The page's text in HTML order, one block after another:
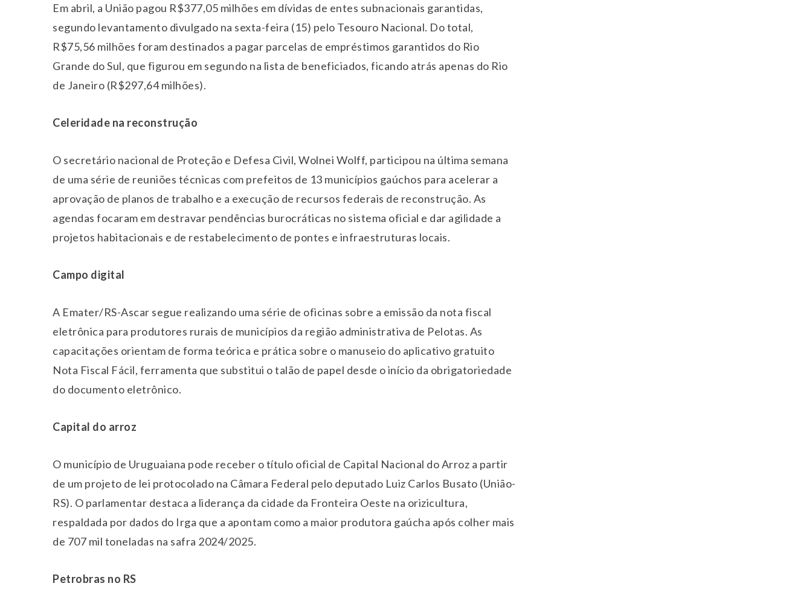
Em abril, a União pagou R$377,05 milhões em dívidas de entes subnacionais garantidas,
segundo levantamento divulgado na sexta-feira (15) pelo Tesouro Nacional. Do total,
R$75,56 milhões foram destinados a pagar parcelas de empréstimos garantidos do Rio
Grande do Sul, que figurou em segundo na lista de beneficiados, ficando atrás apenas do Rio
de Janeiro (R$297,64 milhões).
Celeridade na reconstrução
O secretário nacional de Proteção e Defesa Civil, Wolnei Wolff, participou na última semana
de uma série de reuniões técnicas com prefeitos de 13 municípios gaúchos para acelerar a
aprovação de planos de trabalho e a execução de recursos federais de reconstrução. As
agendas focaram em destravar pendências burocráticas no sistema oficial e dar agilidade a
projetos habitacionais e de restabelecimento de pontes e infraestruturas locais.
Campo digital
A Emater/RS-Ascar segue realizando uma série de oficinas sobre a emissão da nota fiscal
eletrônica para produtores rurais de municípios da região administrativa de Pelotas. As
capacitações orientam de forma teórica e prática sobre o manuseio do aplicativo gratuito
Nota Fiscal Fácil, ferramenta que substitui o talão de papel desde o início da obrigatoriedade
do documento eletrônico.
Capital do arroz
O município de Uruguaiana pode receber o título oficial de Capital Nacional do Arroz a partir
de um projeto de lei protocolado na Câmara Federal pelo deputado Luiz Carlos Busato (União-
RS). O parlamentar destaca a liderança da cidade da Fronteira Oeste na orizicultura,
respaldada por dados do Irga que a apontam como a maior produtora gaúcha após colher mais
de 707 mil toneladas na safra 2024/2025.
Petrobras no RS